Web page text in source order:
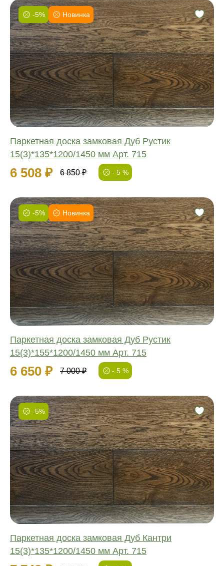
-5% Новинка
Паркетная доска замковая Дуб Рустик
15(3)*135*1200/1450 мм Арт. 715
6 508 ₽ 6 850 ₽ - 5 %
Фаска:
Соединение:
Обработка:
Длина:
Ширина:
Толщина:
-5% Новинка
Паркетная доска замковая Дуб Рустик
15(3)*155*1200/1450 мм Арт. 715
6 650 ₽ 7 000 ₽ - 5 %
Фаска:
Соединение:
Обработка:
Длина:
Ширина:
Толщина:
-5%
Паркетная доска замковая Дуб Кантри
15(3)*135*1200/1450 мм Арт. 715
Фаска:
Соединение:
Обработка:
Длина:
Ширина:
Толщина: